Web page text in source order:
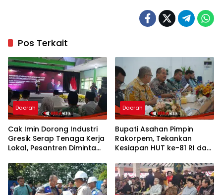
Pos Terkait
Daerah
Cak Imin Dorong Industri
Gresik Serap Tenaga Kerja
Lokal, Pesantren Diminta
Daerah
Bupati Asahan Pimpin
Rakorpem, Tekankan
Kesiapan HUT ke-81 RI dan
Prioritas 2027